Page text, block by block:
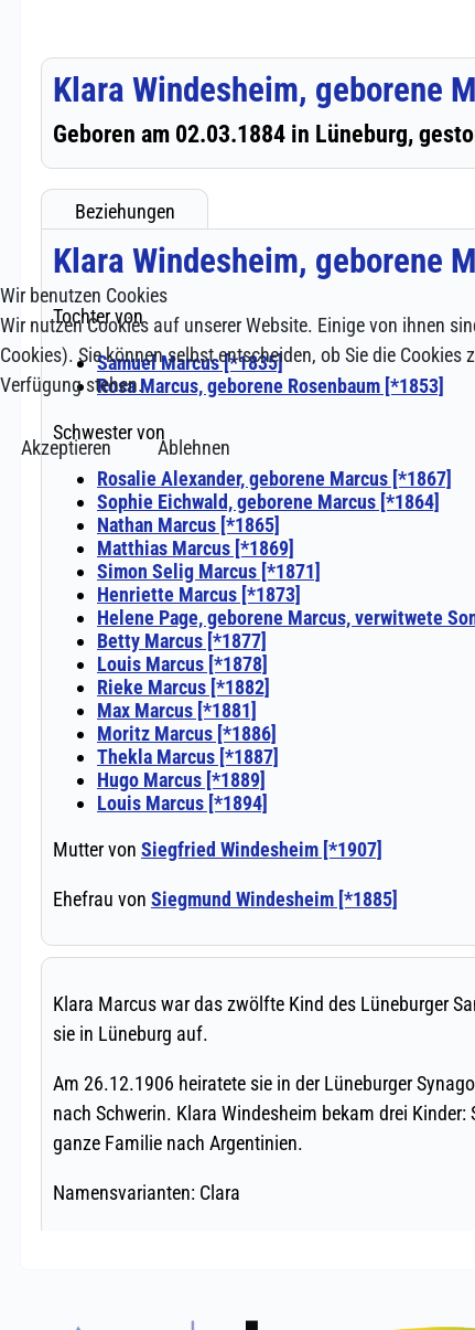
Wir benutzen Cookies
Wir nutzen Cookies auf unserer Website. Einige von ihnen
Cookies). Sie können selbst entscheiden, ob Sie die
Verfügung stehen.
Akzeptieren
Ablehnen